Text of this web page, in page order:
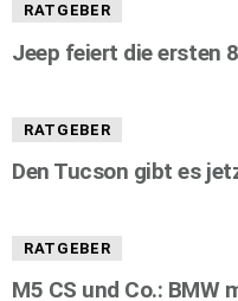
RATGEBER
Jeep feiert die ersten
RATGEBER
Den Tucson gibt es
RATGEBER
M5 CS und Co.: